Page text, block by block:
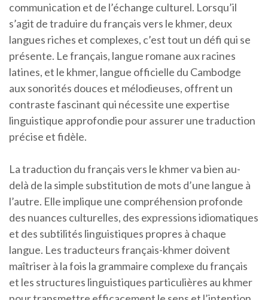
communication et de l’échange culturel. Lorsqu’il
s’agit de traduire du français vers le khmer, deux
langues riches et complexes, c’est tout un défi qui se
présente. Le français, langue romane aux racines
latines, et le khmer, langue officielle du Cambodge
aux sonorités douces et mélodieuses, offrent un
contraste fascinant qui nécessite une expertise
linguistique approfondie pour assurer une traduction
précise et fidèle.
La traduction du français vers le khmer va bien au-
delà de la simple substitution de mots d’une langue à
l’autre. Elle implique une compréhension profonde
des nuances culturelles, des expressions idiomatiques
et des subtilités linguistiques propres à chaque
langue. Les traducteurs français-khmer doivent
maîtriser à la fois la grammaire complexe du français
et les structures linguistiques particulières au khmer